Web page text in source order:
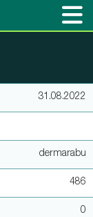
31.08.2022
dermarabu
486
0